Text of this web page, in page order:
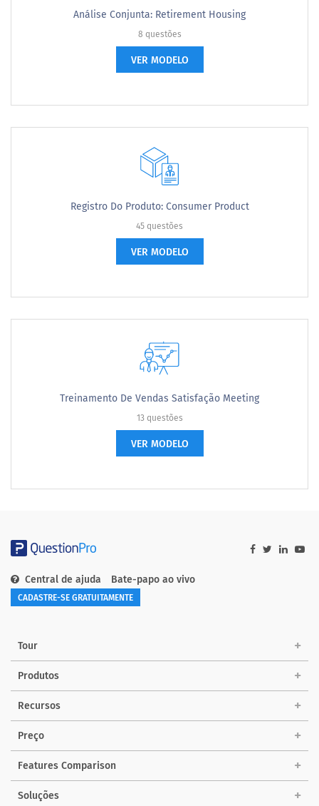
Análise Conjunta: Retirement Housing
8 questões
VER MODELO
Registro Do Produto: Consumer Product
45 questões
VER MODELO
Treinamento De Vendas Satisfação Meeting
13 questões
VER MODELO
Central de ajuda Bate-papo ao vivo
CADASTRE-SE GRATUITAMENTE
Tour
Produtos
Recursos
Preço
Features Comparison
Soluções